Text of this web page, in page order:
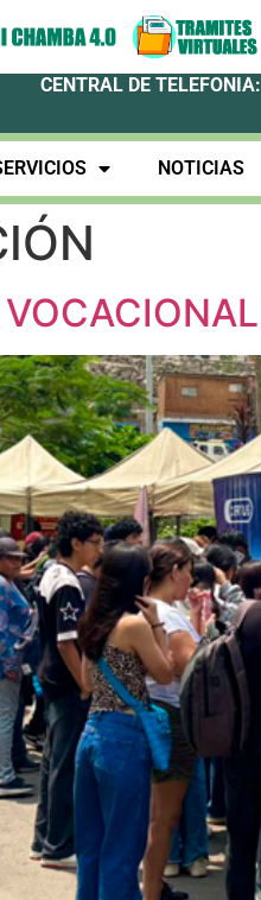
CENTRAL DE TELEFONIA:
NOTICIAS